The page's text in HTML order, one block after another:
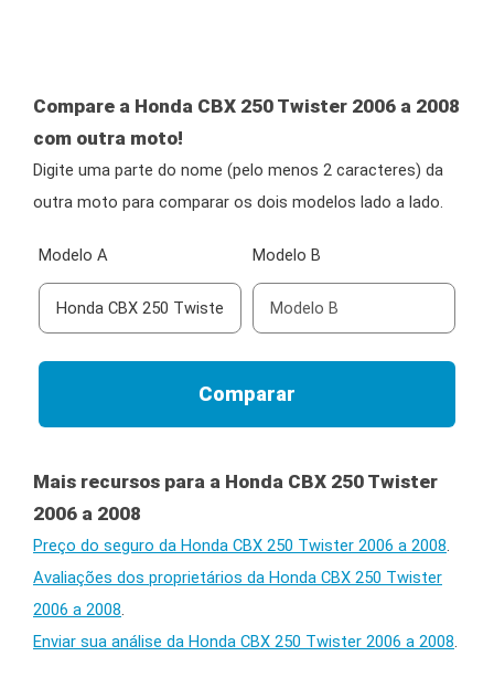
Compare a Honda CBX 250 Twister 2006 a 2008
com outra moto!
Digite uma parte do nome (pelo menos 2 caracteres) da
outra moto para comparar os dois modelos lado a lado.
Modelo A Modelo B
Mais recursos para a Honda CBX 250 Twister
2006 a 2008
Preço do seguro da Honda CBX 250 Twister 2006 a 2008.
Avaliações dos proprietários da Honda CBX 250 Twister
2006 a 2008.
Enviar sua análise da Honda CBX 250 Twister 2006 a 2008.